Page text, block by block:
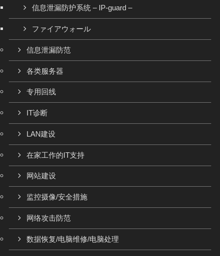
信息泄漏防护系统 – IP-guard –
ファイアウォール
信息泄漏防范
各类服务器
专用回线
IT诊断
LAN建设
在家工作的IT支持
网站建设
监控摄像/安全措施
网络攻击防范
数据恢复/电脑维修/电脑处理